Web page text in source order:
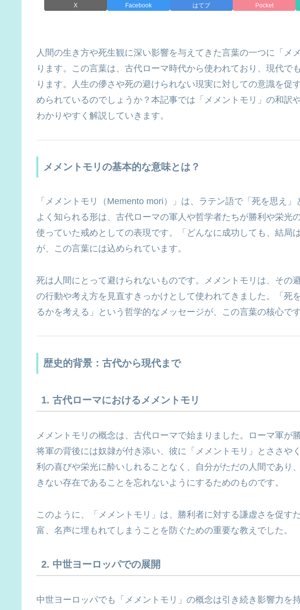
X Facebook はてブ Pocket
人間の生き方や死生観に深い影響を与えてきた言葉の一つに「メ
ります。この言葉は、古代ローマ時代から使われており、現代で
ります。人生の儚さや死の避けられない現実に対しての意識を促
められているのでしょうか？本記事では「メメントモリ」の和訳
わかりやすく解説していきます。
メメントモリの基本的な意味とは？
「メメントモリ（Memento mori）」は、ラテン語で「死を思え
よく知られる形は、古代ローマの軍人や哲学者たちが勝利や栄光
使っていた戒めとしての表現です。「どんなに成功しても、結局
が、この言葉には込められています。
死は人間にとって避けられないものです。メメントモリは、その
の行動や考え方を見直すきっかけとして使われてきました。「死
るかを考える」という哲学的なメッセージが、この言葉の核心です
歴史的背景：古代から現代まで
1. 古代ローマにおけるメメントモリ
メメントモリの概念は、古代ローマで始まりました。ローマ軍が
将軍の背後には奴隷が付き添い、彼に「メメントモリ」とささや
利の喜びや栄光に酔いしれることなく、自分がただの人間であり
きない存在であることを忘れないようにするためのものです。
このように、「メメントモリ」は、勝利者に対する謙虚さを促す
富、名声に埋もれてしまうことを防ぐための重要な教えでした。
2. 中世ヨーロッパでの展開
中世ヨーロッパでも「メメントモリ」の概念は引き続き影響力を